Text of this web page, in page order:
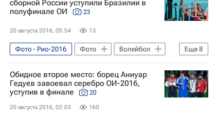
Летние Олимпийские игры 2016
Россия на Олимпиаде 2016
Сборная России по синхронному плаванию
Виталий Дунайцев
Яна Кудрявцева
Светлана Колесниченко
Аниуар Гедуев
Маргарита Мамун
Елена Прокофьева
сборной России уступили Бразилии в
полуфинале ОИ
23
20 августа 2016, 05:54 13
Еще8
Фото - Рио-2016 Фото
Волейбол
Олимпийские игры
Спорт
Сборная России - Рио-2016
Волейбол - Рио-2016
Летние Олимпийские игры 2016
Обидное второе место: борец Аниуар
Гедуев завоевал серебро ОИ-2016,
уступив в финале
20
20 августа 2016, 02:03 160